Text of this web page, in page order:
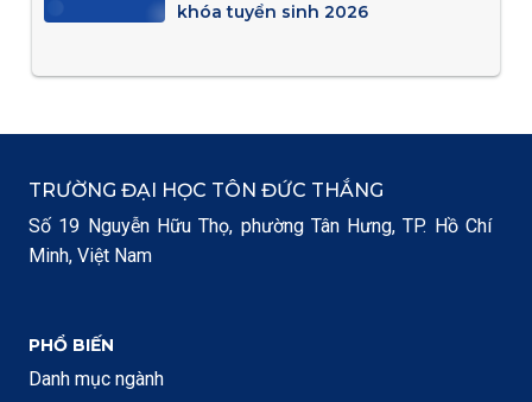
khóa tuyển sinh 2026
TRƯỜNG ĐẠI HỌC TÔN ĐỨC THẮNG
Số 19 Nguyễn Hữu Thọ, phường Tân Hưng, TP. Hồ Chí
Minh, Việt Nam
PHỔ BIẾN
Danh mục ngành